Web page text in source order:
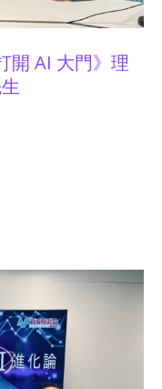
開 AI 大門》理